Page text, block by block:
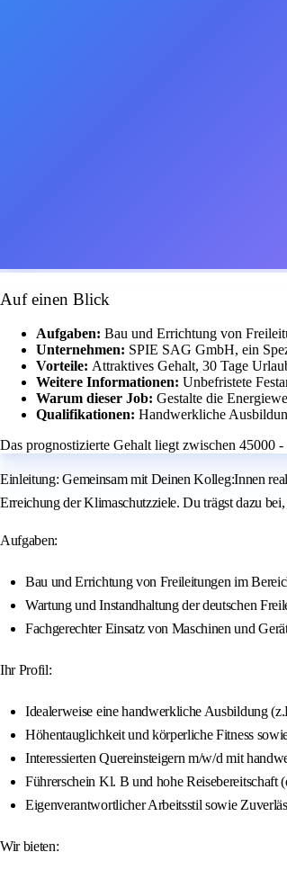
Auf einen Blick
Aufgaben: Bau und Errichtung von
Unternehmen: SPIE SAG GmbH, ein
Vorteile: Attraktives Gehalt, 30 Tage
Weitere Informationen: Unbefristete
Warum dieser Job: Gestalte die
Qualifikationen: Handwerkliche
Das prognostizierte Gehalt liegt zwischen 45000 -
Einleitung: Gemeinsam mit Deinen Kolleg:Innen
Erreichung der Klimaschutzziele. Du trägst dazu
Aufgaben:
Bau und Errichtung von Freileitungen im
Wartung und Instandhaltung der deutschen
Fachgerechter Einsatz von Maschinen und
Ihr Profil:
Idealerweise eine handwerkliche Ausbildung
Höhentauglichkeit und körperliche Fitness
Interessierten Quereinsteigern m/w/d mit
Führerschein Kl. B und hohe
Eigenverantwortlicher Arbeitsstil sowie
Wir bieten: